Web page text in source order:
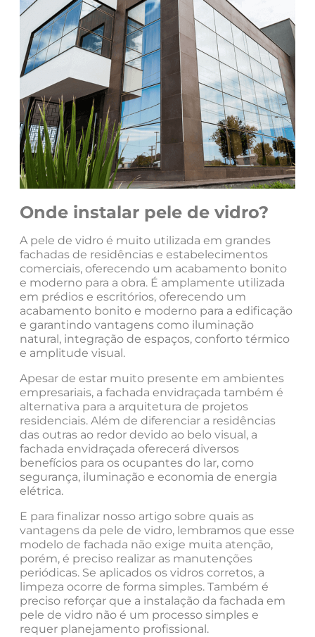
Onde instalar pele de vidro?
A pele de vidro é muito utilizada em grandes
fachadas de residências e estabelecimentos
comerciais, oferecendo um acabamento bonito
e moderno para a obra. É amplamente utilizada
em prédios e escritórios, oferecendo um
acabamento bonito e moderno para a edificação
e garantindo vantagens como iluminação
natural, integração de espaços, conforto térmico
e amplitude visual.
Apesar de estar muito presente em ambientes
empresariais, a fachada envidraçada também é
alternativa para a arquitetura de projetos
residenciais. Além de diferenciar a residências
das outras ao redor devido ao belo visual, a
fachada envidraçada oferecerá diversos
benefícios para os ocupantes do lar, como
segurança, iluminação e economia de energia
elétrica.
E para finalizar nosso artigo sobre quais as
vantagens da pele de vidro, lembramos que esse
modelo de fachada não exige muita atenção,
porém, é preciso realizar as manutenções
periódicas. Se aplicados os vidros corretos, a
limpeza ocorre de forma simples. Também é
preciso reforçar que a instalação da fachada em
pele de vidro não é um processo simples e
requer planejamento profissional.